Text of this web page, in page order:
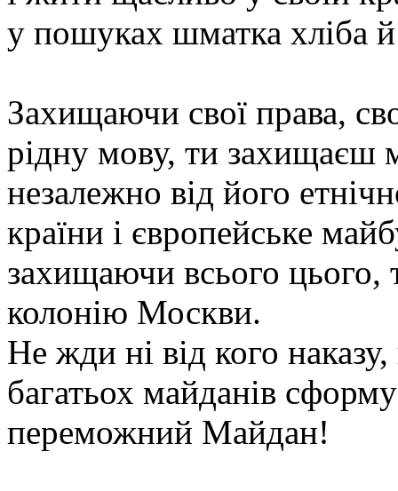
у пошуках шматка хліба
Захищаючи свої права,
рідну мову, ти захищаєш
незалежно від його
країни і європейське
захищаючи всього
колонію Москви.
Не жди ні від кого
багатьох майданів
переможний Майдан!